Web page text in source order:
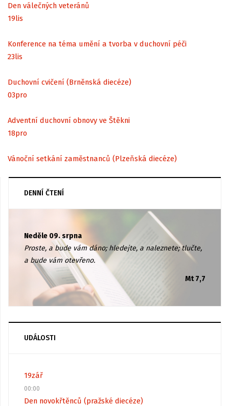
Den válečných veteránů
19lis
Konference na téma umění a tvorba v duchovní péči
23lis
Duchovní cvičení (Brněnská diecéze)
03pro
Adventní duchovní obnovy ve Štěkni
18pro
Vánoční setkání zaměstnanců (Plzeňská diecéze)
DENNÍ ČTENÍ
Neděle 09. srpna
Proste, a bude vám dáno; hledejte, a naleznete; tlučte,
a bude vám otevřeno.
Mt 7,7
UDÁLOSTI
19zář
00:00
Den novokřtěnců (pražské diecéze)